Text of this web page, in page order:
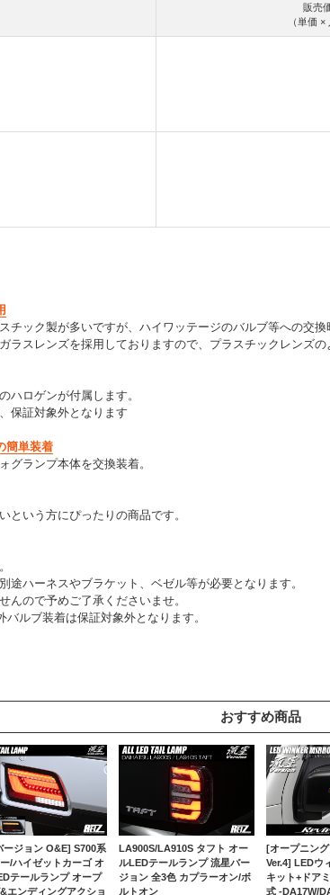
販売
（単価 ×
チック製が多いですが、ハイワッテージのバルブ等への交換
ラスレンズを採用しておりますので、プラスチックレンズの
ハロゲンが付属します。
保証対象外となります
簡単装着
グランプ本体を交換装着。
という方にぴったりの商品です。
途ハーネスやブラケット、ベゼル等が必要となります。
んので予めご了承くださいませ。
ルブ装着は保証対象外となります。
おすすめ商品
ージョン O&E] S700系
/ハイゼットカーゴ オ
テールランプ オープ
エンディングアクショ
LA900S/LA910S タフト オー
ルLEDテールランプ 流星バー
ジョン 全3色 カプラーオン/ボ
ルトオン
[オープニン
Ver.4] LEDウ
キット+ドア
式 -DA17W/